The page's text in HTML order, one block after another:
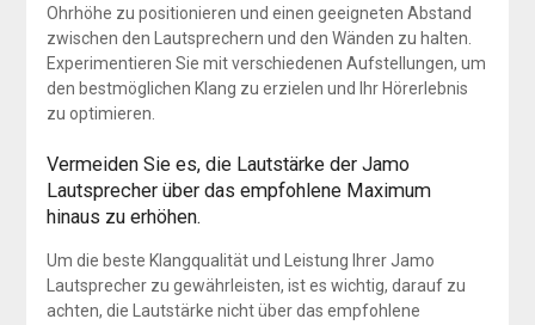
Ohrhöhe zu positionieren und einen geeigneten Abstand
zwischen den Lautsprechern und den Wänden zu halten.
Experimentieren Sie mit verschiedenen Aufstellungen, um
den bestmöglichen Klang zu erzielen und Ihr Hörerlebnis
zu optimieren.
Vermeiden Sie es, die Lautstärke der Jamo
Lautsprecher über das empfohlene Maximum
hinaus zu erhöhen.
Um die beste Klangqualität und Leistung Ihrer Jamo
Lautsprecher zu gewährleisten, ist es wichtig, darauf zu
achten, die Lautstärke nicht über das empfohlene